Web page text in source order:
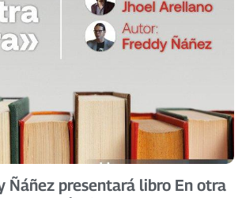
Ñáñez presentará libro En otra